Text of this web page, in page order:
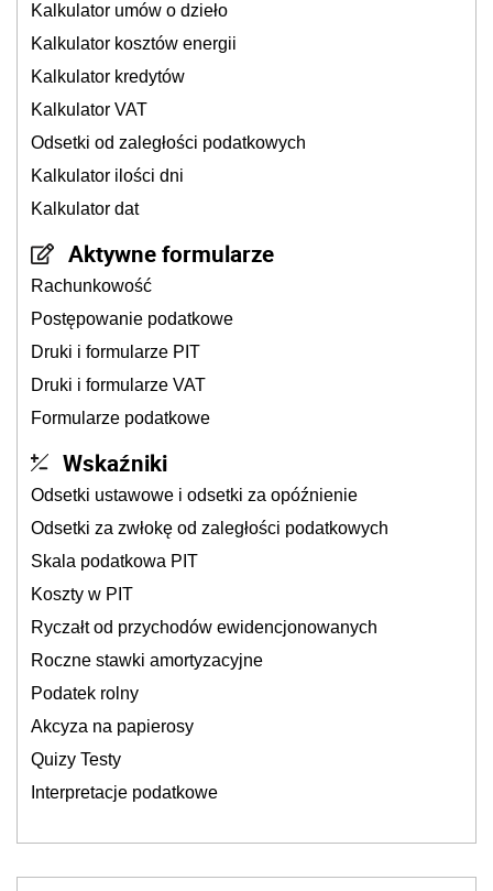
Kalkulator umów o dzieło
Kalkulator kosztów energii
Kalkulator kredytów
Kalkulator VAT
Odsetki od zaległości podatkowych
Kalkulator ilości dni
Kalkulator dat
Aktywne formularze
Rachunkowość
Postępowanie podatkowe
Druki i formularze PIT
Druki i formularze VAT
Formularze podatkowe
Wskaźniki
Odsetki ustawowe i odsetki za opóźnienie
Odsetki za zwłokę od zaległości podatkowych
Skala podatkowa PIT
Koszty w PIT
Ryczałt od przychodów ewidencjonowanych
Roczne stawki amortyzacyjne
Podatek rolny
Akcyza na papierosy
Quizy Testy
Interpretacje podatkowe